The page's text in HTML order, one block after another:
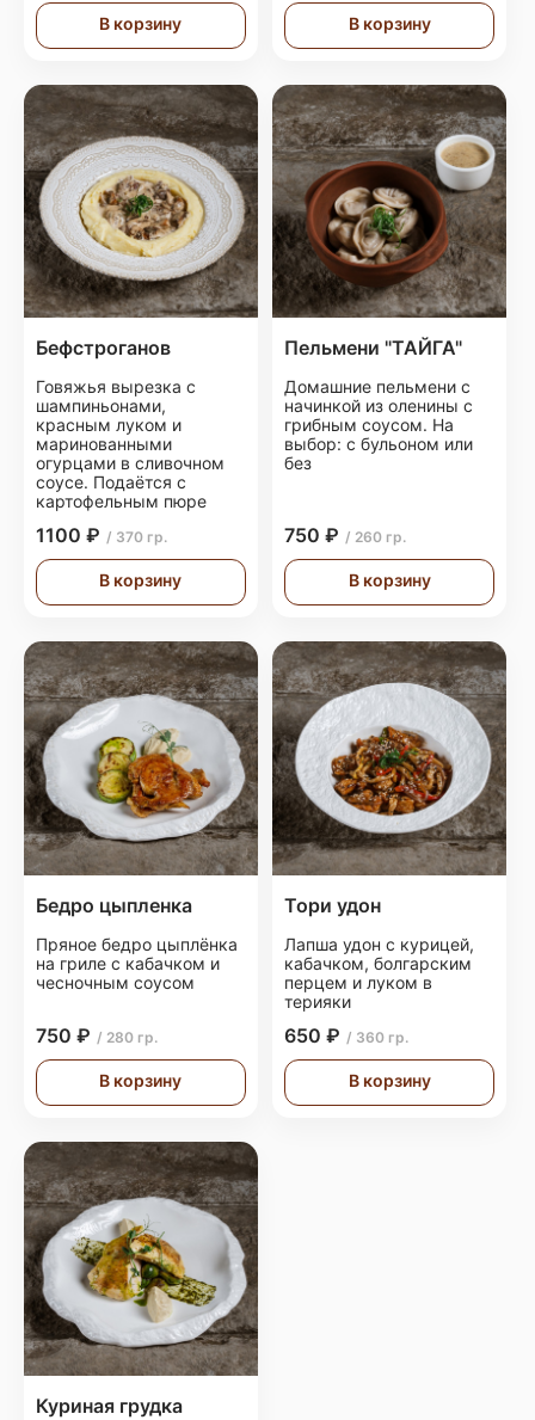
В корзину В корзину
Бефстроганов
Говяжья вырезка с
шампиньонами,
красным луком и
маринованными
огурцами в сливочном
соусе. Подаётся с
картофельным пюре
1100 ₽ / 370 гр.
В корзину
Пельмени "ТАЙГА"
Домашние пельмени с
начинкой из оленины с
грибным соусом. На
выбор: с бульоном или
без
750 ₽ / 260 гр.
В корзину
Бедро цыпленка
Пряное бедро цыплёнка
на гриле с кабачком и
чесночным соусом
750 ₽ / 280 гр.
В корзину
Тори удон
Лапша удон с курицей,
кабачком, болгарским
перцем и луком в
терияки
650 ₽ / 360 гр.
В корзину
Куриная грудка